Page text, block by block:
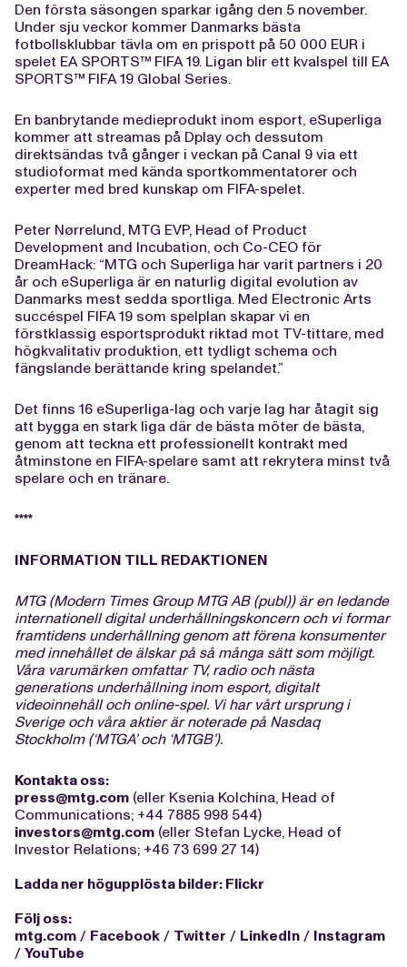
Den första säsongen sparkar igång den 5 november.
Under sju veckor kommer Danmarks bästa
fotbollsklubbar tävla om en prispott på 50 000 EUR i
spelet EA SPORTS™ FIFA 19. Ligan blir ett kvalspel till EA
SPORTS™ FIFA 19 Global Series.
En banbrytande medieprodukt inom esport, eSuperliga
kommer att streamas på Dplay och dessutom
direktsändas två gånger i veckan på Canal 9 via ett
studioformat med kända sportkommentatorer och
experter med bred kunskap om FIFA-spelet.
Peter Nørrelund, MTG EVP, Head of Product
Development and Incubation, och Co-CEO för
DreamHack: “MTG och Superliga har varit partners i 20
år och eSuperliga är en naturlig digital evolution av
Danmarks mest sedda sportliga. Med Electronic Arts
succéspel FIFA 19 som spelplan skapar vi en
förstklassig esportsprodukt riktad mot TV-tittare, med
högkvalitativ produktion, ett tydligt schema och
fängslande berättande kring spelandet.”
Det finns 16 eSuperliga-lag och varje lag har åtagit sig
att bygga en stark liga där de bästa möter de bästa,
genom att teckna ett professionellt kontrakt med
åtminstone en FIFA-spelare samt att rekrytera minst två
spelare och en tränare.
****
INFORMATION TILL REDAKTIONEN
MTG (Modern Times Group MTG AB (publ)) är en ledande
internationell digital underhållningskoncern och vi formar
framtidens underhållning genom att förena konsumenter
med innehållet de älskar på så många sätt som möjligt.
Våra varumärken omfattar TV, radio och nästa
generations underhållning inom esport, digitalt
videoinnehåll och online-spel. Vi har vårt ursprung i
Sverige och våra aktier är noterade på Nasdaq
Stockholm (‘MTGA’ och ‘MTGB’).
Kontakta oss:
press@mtg.com (eller Ksenia Kolchina, Head of
Communications; +44 7885 998 544)
investors@mtg.com (eller Stefan Lycke, Head of
Investor Relations; +46 73 699 27 14)
Ladda ner högupplösta bilder: Flickr
Följ oss:
mtg.com / Facebook / Twitter / LinkedIn / Instagram
/ YouTube